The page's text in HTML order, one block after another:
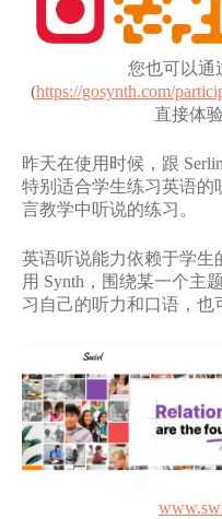
您也可以通
(https://gosynth.com/
直接体
昨天在使用时候，跟
特别适合学生练习英语的
言教学中听说的练习。
英语听说能力依赖于学生
用 Synth，围绕某一个主
习自己的听力和口语，也